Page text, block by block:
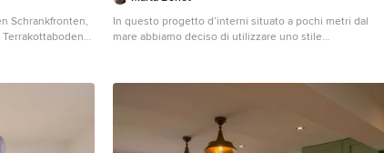
Schrankfronten,
In questo progetto d’interni situato a pochi metri dal
mare abbiamo deciso di utilizzare uno stile
piastrelle fatte a mano. L’uso di materiali naturali e
per questa casa come i mobili in legno, le decorazioni
con oggetti tradizionali, le opere d’arte e le luminarie in
ceramica, fatte ‘adhoc’ per questo progetto.